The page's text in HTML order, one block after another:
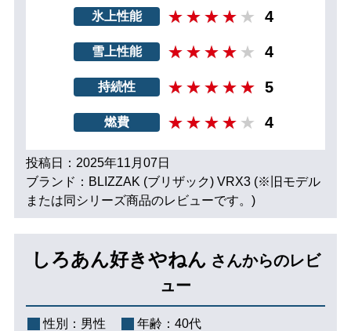
氷上性能 4
雪上性能 4
持続性 5
燃費 4
投稿日：2025年11月07日
ブランド：BLIZZAK (ブリザック) VRX3 (※旧モデル
または同シリーズ商品のレビューです。)
しろあん好きやねん さんからのレビ
ュー
性別： 男性 年齢： 40代